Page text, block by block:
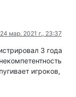
24 мар. 2021 г., 23:37
3 года
игроков,